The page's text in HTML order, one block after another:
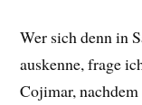
Wer sich denn in
auskenne, frage
Cojimar,